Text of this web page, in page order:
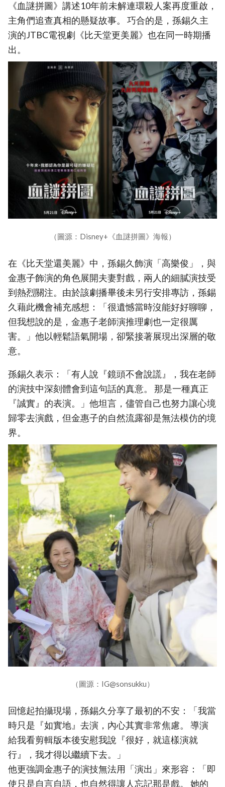
《血謎拼圖》講述10年前未解連環殺人案再度重啟，
主角們追查真相的懸疑故事。 巧合的是，孫錫久主
演的JTBC電視劇《比天堂更美麗》也在同一時期播
出。
（圖源：Disney+《血謎拼圖》海報）
在《比天堂還美麗》中，孫錫久飾演「高樂俊」，與
金惠子飾演的角色展開夫妻對戲，兩人的細膩演技受
到熱烈關注。由於該劇播畢後未另行安排專訪，孫錫
久藉此機會補充感想：「很遺憾當時沒能好好聊聊，
但我想說的是，金惠子老師演推理劇也一定很厲
害。」他以輕鬆語氣開場，卻緊接著展現出深層的敬
意。
孫錫久表示：「有人說『鏡頭不會說謊』，我在老師
的演技中深刻體會到這句話的真意。 那是一種真正
『誠實』的表演。」他坦言，儘管自己也努力讓心境
歸零去演戲，但金惠子的自然流露卻是無法模仿的境
界。
（圖源：IG@sonsukku）
回憶起拍攝現場，孫錫久分享了最初的不安：「我當
時只是『如實地』去演，內心其實非常焦慮。 導演
給我看剪輯版本後安慰我說『很好，就這樣演就
行』，我才得以繼續下去。」
他更強調金惠子的演技無法用「演出」來形容：「即
使只是自言自語，也自然得讓人忘記那是戲。 她的